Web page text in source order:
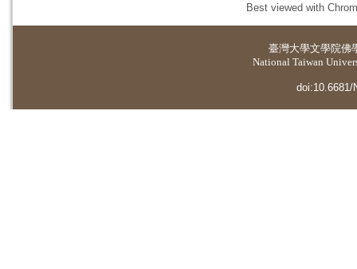
Best viewed with
臺灣大學文學院佛
National Taiwan
doi:10.6681/